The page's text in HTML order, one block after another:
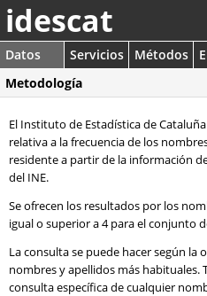
idescat
Datos Servicios Métodos
Metodología
El Instituto de Estadística de
relativa a la frecuencia de los
residente a partir de la información
del INE.
Se ofrecen los resultados por los
igual o superior a 4 para el conjunto
La consulta se puede hacer según la
nombres y apellidos más habituales.
consulta específica de cualquier